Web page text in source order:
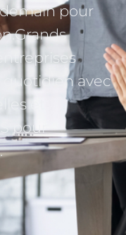
pour
quotidien avec
et
pour